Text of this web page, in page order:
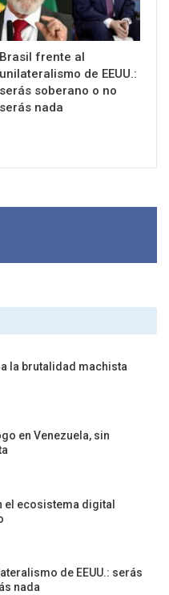
Brasil frente al
unilateralismo de EEUU.:
serás soberano o no
serás nada
la brutalidad machista
en Venezuela, sin
el ecosistema digital
de EEUU.: serás
nada